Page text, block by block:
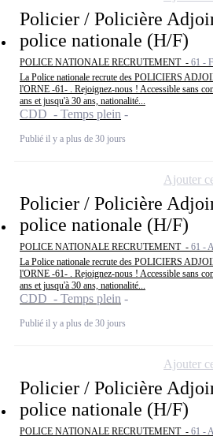
Policier / Policière
police nationale (H/F)
POLICE NATIONALE RECRUTEMENT - 61 -
La Police nationale recrute des POLICIERS
l'ORNE -61- . Rejoignez-nous ! Accessible sans
ans et jusqu'à 30 ans, nationalité...
CDD - Temps plein
Publié il y a plus de 30 jours
Policier / Policière
police nationale (H/F)
POLICE NATIONALE RECRUTEMENT - 61 -
La Police nationale recrute des POLICIERS
l'ORNE -61- . Rejoignez-nous ! Accessible sans
ans et jusqu'à 30 ans, nationalité...
CDD - Temps plein
Publié il y a plus de 30 jours
Ajouter
Policier / Policière
police nationale (H/F)
POLICE NATIONALE RECRUTEMENT - 61 -
Ajouter